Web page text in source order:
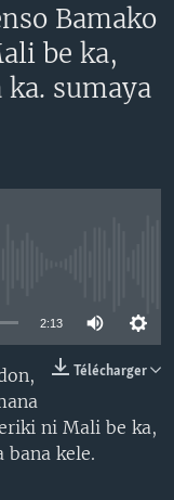
Bamako
be ka,
sumaya
2:13
Télécharger
ni Mali be ka,
bana kele.